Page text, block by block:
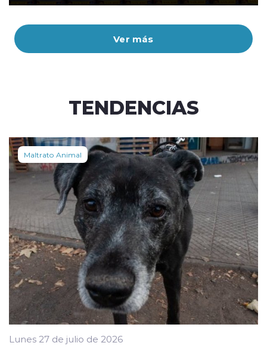
Ver más
TENDENCIAS
Maltrato Animal
Lunes 27 de julio de 2026